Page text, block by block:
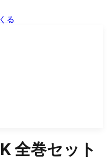
る
全巻セット